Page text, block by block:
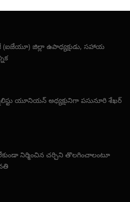
(ఐజేయూ) జిల్లా ఉపాధ్యక్షుడు, సహాయ
యూనియన్ అధ్యక్షునిగా పసునూరి శేఖర్
నిర్మించిన చర్చిని తొలగించాలంటూ